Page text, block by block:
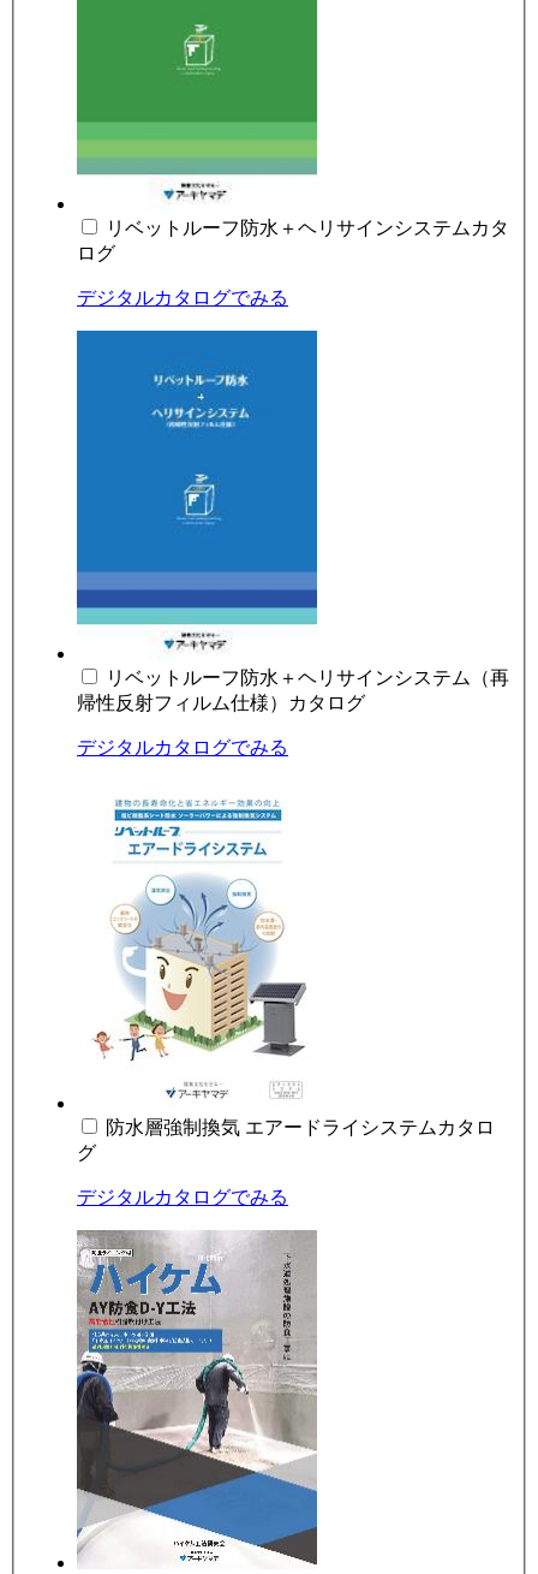
リベットルーフ防水＋ヘリサインシステムカタ
ログ
デジタルカタログでみる
リベットルーフ防水＋ヘリサインシステム（再
帰性反射フィルム仕様）カタログ
デジタルカタログでみる
防水層強制換気 エアードライシステムカタロ
グ
デジタルカタログでみる